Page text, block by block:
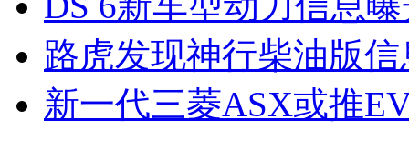
路虎发现神行柴油版
新一代三菱ASX或推